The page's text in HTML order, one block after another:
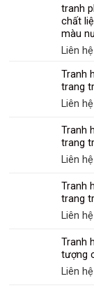
tranh
chất
màu
Liên hệ
Tranh
trang
Liên hệ
Tranh
trang
Liên hệ
Tranh
trang
Liên hệ
Tranh
tượng
Liên hệ
Bộ nhận biết động
đình (có đế)